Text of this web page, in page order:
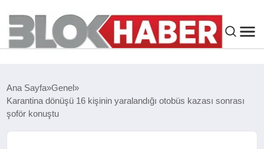
SIYASET
Ana Sayfa Genel
Karantina dönüşü 16 kişinin yaralandığı otobüs kazası sonrası
şoför konuştu